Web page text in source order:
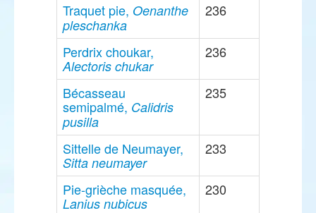
Traquet pie, Oenanthe
pleschanka
236
Perdrix choukar,
Alectoris chukar
236
Bécasseau
semipalmé, Calidris
pusilla
235
Sittelle de Neumayer,
Sitta neumayer
233
Pie-grièche masquée,
Lanius nubicus
230